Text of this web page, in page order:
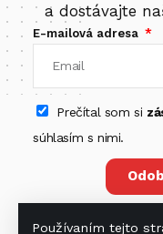
Používaním tejto
a dostávajte
E-mailová adresa
Prečítal som si
súhlasím s nimi.